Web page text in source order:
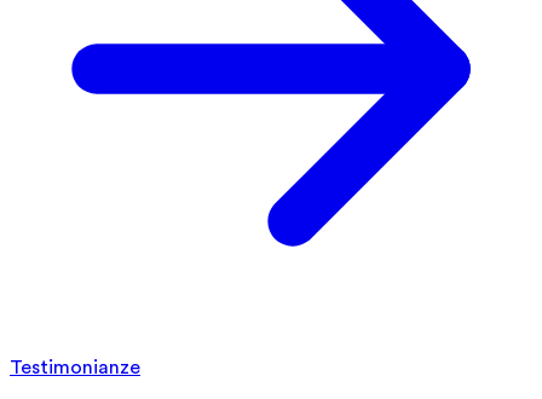
Testimonianze